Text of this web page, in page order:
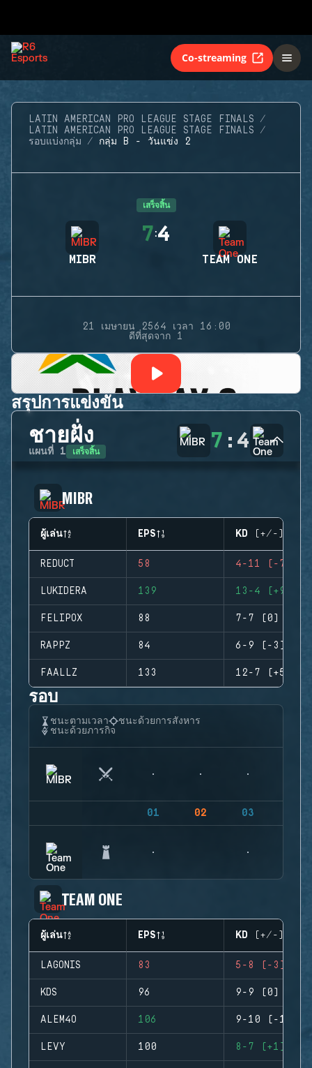
Co-streaming
LATIN AMERICAN PRO LEAGUE STAGE FINALS
LATIN AMERICAN PRO LEAGUE STAGE FINALS
รอบแบ่งกลุ่ม
กลุ่ม B - วันแข่ง 2
เสร็จสิ้น
MIBR
7:4
TEAM ONE
21 เมษายน 2564 เวลา 16:00
ดีที่สุดจาก 1
สรุปการแข่งขัน
ชายฝั่ง
แผนที่ 1 เสร็จสิ้น 7 : 4
MIBR
ผู้เล่น EPS KD (+/-)
REDUCT 58 4-11 (-7)
LUKIDERA 139 13-4 (+9)
FELIPOX 88 7-7 (0)
RAPPZ 84 6-9 (-3)
FAALLZ 133 12-7 (+5)
รอบ
ชนะตามเวลา
ชนะด้วยการสังหาร
ชนะด้วยภารกิจ
01 02 03
TEAM ONE
ผู้เล่น EPS KD (+/-)
LAGONIS 83 5-8 (-3)
KDS 96 9-9 (0)
ALEM4O 106 9-10 (-1)
LEVY 100 8-7 (+1)